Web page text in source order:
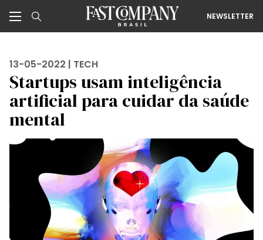
NEWSLETTER
13-05-2022 | TECH
Startups usam inteligência
artificial para cuidar da saúde
mental